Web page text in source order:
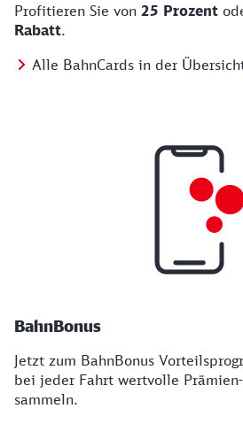
Profitieren Sie von 25 Prozent
Rabatt.
Alle BahnCards in der
BahnBonus
Jetzt zum BahnBonus
bei jeder Fahrt wertvolle
sammeln.